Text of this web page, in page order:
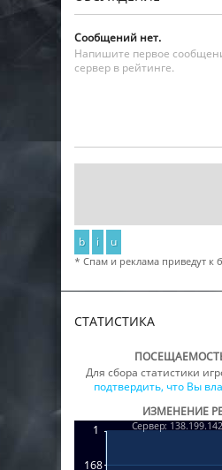
Сообщений нет.
Напишите первое
сервер в рейтинге.
b i u
* Спам и реклама приведут к
СТАТИСТИКА
Для сбора статистики
подтвердить, что Вы
ИЗМЕНЕНИЕ